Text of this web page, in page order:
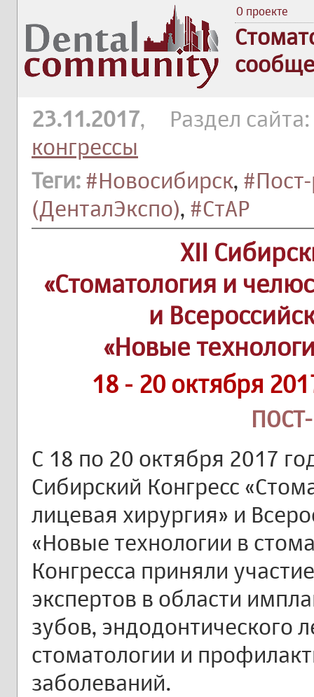
О проекте
23.11.2017, Раздел сайта:
конгрессы
Теги: #Новосибирск,
(ДенталЭкспо), #СтАР
XII
«Стоматология и
и
«Новые
18 - 20 октября
С 18 по 20 октября 2017
Сибирский Конгресс
лицевая хирургия» и
«Новые технологии в
Конгресса приняли
экспертов в области
зубов, эндодонтического
стоматологии и
заболеваний.